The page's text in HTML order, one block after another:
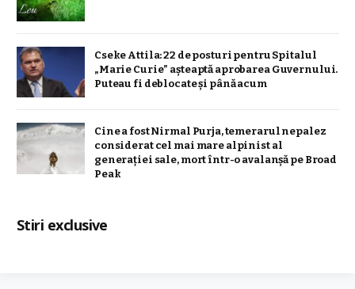
Cseke Attila: 22 de posturi pentru Spitalul
„Marie Curie” așteaptă aprobarea Guvernului.
Puteau fi deblocate și până acum
Cine a fost Nirmal Purja, temerarul nepalez
considerat cel mai mare alpinist al
generației sale, mort într-o avalanșă pe Broad
Peak
Stiri exclusive